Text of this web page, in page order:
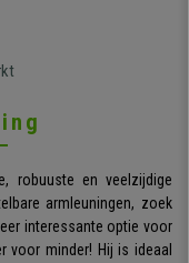
robuuste en veelzijdige
armleuningen, zoek
interessante optie voor
voor minder! Hij is ideaal